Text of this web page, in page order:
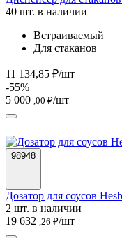
40 шт. в наличии
Встраиваемый
Для стаканов
11 134,85 ₽/шт
-55%
5 000 ,00 ₽/шт
98948
Дозатор для соусов
2 шт. в наличии
19 632 ,26 ₽/шт